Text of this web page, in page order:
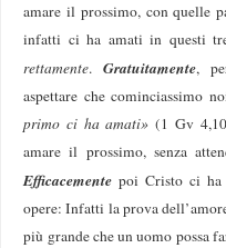
amare il prossimo, con quelle
infatti ci ha amati in questi
rettamente.Gratuitamente,
aspettare che cominciassimo
primo ci ha amati» (1 Gv
amare il prossimo, senza
Efficacemente poi Cristo ci ha
opere: Infatti la prova
più grande che un uomo possa